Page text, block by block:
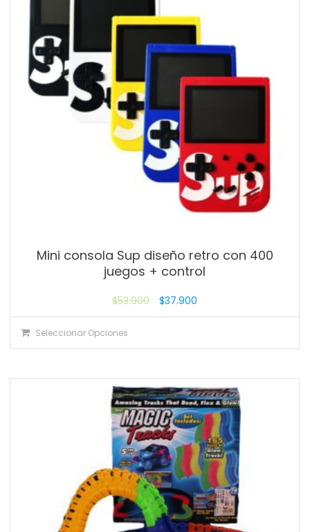
Mini consola Sup diseño retro con 400
juegos + control
$53.900 $37.900
Seleccionar Opciones